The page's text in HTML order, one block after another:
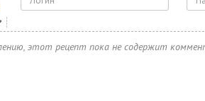
этот рецепт пока не содержит